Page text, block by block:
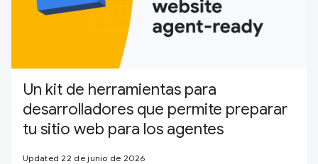
Un kit de herramientas para
desarrolladores que permite preparar
tu sitio web para los agentes
Updated 22 de junio de 2026